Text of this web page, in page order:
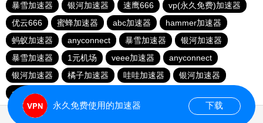
暴雪加速器
银河加速器 速鹰666
vp(永久免费)加速器
优云666
蜜蜂加速器 abc加速器
hammer加速器
蚂蚁加速器
anyconnect 暴雪加速器
银河加速器
暴雪加速器
1元机场 veee加速器
anyconnect
银河加速器
橘子加速器 哇哇加速器
银河加速器
anyconnect
永久免费使用的加速器 下载